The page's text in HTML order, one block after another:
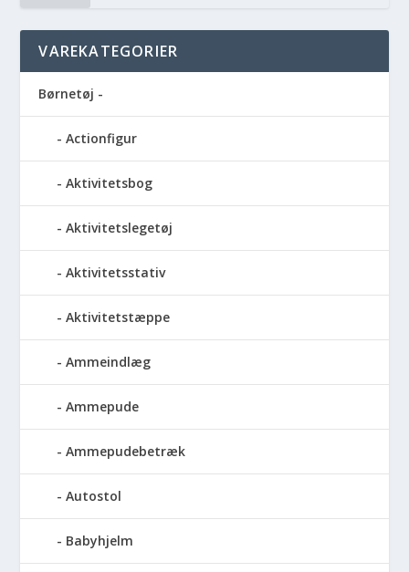
VAREKATEGORIER
Børnetøj -
Actionfigur
Aktivitetsbog
Aktivitetslegetøj
Aktivitetsstativ
Aktivitetstæppe
Ammeindlæg
Ammepude
Ammepudebetræk
Autostol
Babyhjelm